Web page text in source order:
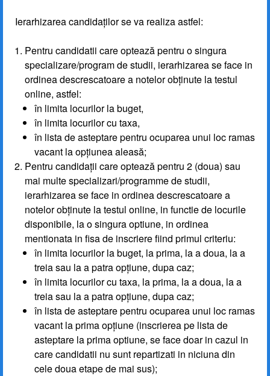
Ierarhizarea candidaților se va realiza astfel:
Pentru candidatii care optează pentru o singura
specializare/program de studii, ierarhizarea se face in
ordinea descrescatoare a notelor obținute la testul
online, astfel:
în limita locurilor la buget,
în limita locurilor cu taxa,
în lista de asteptare pentru ocuparea unui loc ramas
vacant la opțiunea aleasă;
Pentru candidații care optează pentru 2 (doua) sau
mai multe specializari/programme de studii,
ierarhizarea se face in ordinea descrescatoare a
notelor obținute la testul online, in functie de locurile
disponibile, la o singura optiune, in ordinea
mentionata in fisa de inscriere fiind primul criteriu:
în limita locurilor la buget, la prima, la a doua, la a
treia sau la a patra opțiune, dupa caz;
în limita locurilor cu taxa, la prima, la a doua, la a
treia sau la a patra opțiune, dupa caz;
în lista de asteptare pentru ocuparea unui loc ramas
vacant la prima opțiune (inscrierea pe lista de
asteptare la prima optiune, se face doar in cazul in
care candidatii nu sunt repartizati in niciuna din
cele doua etape de mai sus);